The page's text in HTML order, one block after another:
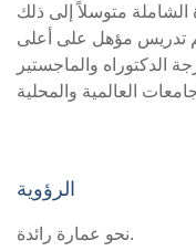
الشاملة متوسلاً إلى ذلك
تدريس مؤهل على أعلى
الدكتوراه والماجستير
الرؤوية
نحو عمارة رائدة.